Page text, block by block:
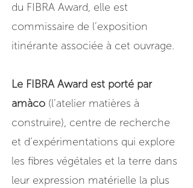
du FIBRA Award, elle est
commissaire de l’exposition
itinérante associée à cet ouvrage.
Le FIBRA Award est porté par
amàco (l’atelier matières à
construire), centre de recherche
et d’expérimentations qui explore
les fibres végétales et la terre dans
leur expression matérielle la plus